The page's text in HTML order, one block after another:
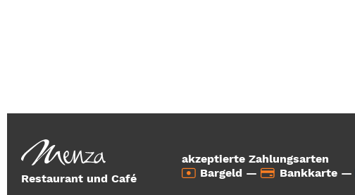
Restaurant und Café
akzeptierte Zahlungsarten
Bargeld —
Bankkarte —